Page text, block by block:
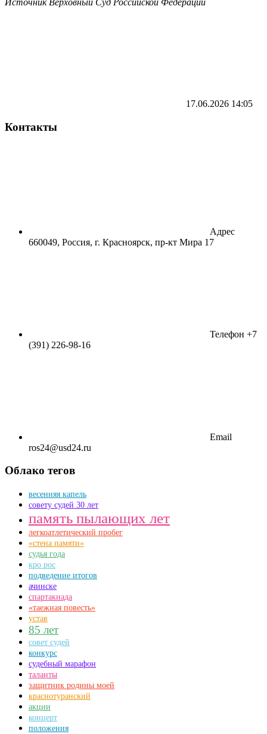
Источник Верховный Суд Российской Федерации
17.06.2026 14:05
Контакты
Адрес
660049, Россия, г. Красноярск, пр-кт Мира 17
Телефон +7
(391) 226-98-16
Email
ros24@usd24.ru
Облако тегов
весенняя капель
совету судей 30 лет
память пылающих лет
легкоатлетический пробег
«стена памяти»
судья года
кро рос
подведение итогов
ачинске
спартакиада
«таежная повесть»
устав
85 лет
совет судей
конкурс
судебный марафон
таланты
защитник родины моей
краснотуранский
акции
концерт
положения